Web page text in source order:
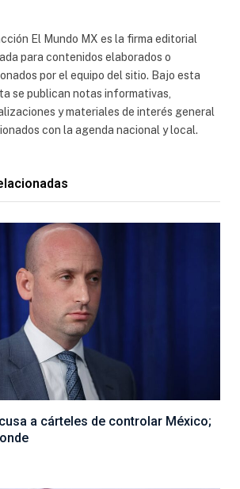
El Mundo MX es la firma editorial
para contenidos elaborados o
por el equipo del sitio. Bajo esta
se publican notas informativas,
y materiales de interés general
con la agenda nacional y local.
a cárteles de controlar México;